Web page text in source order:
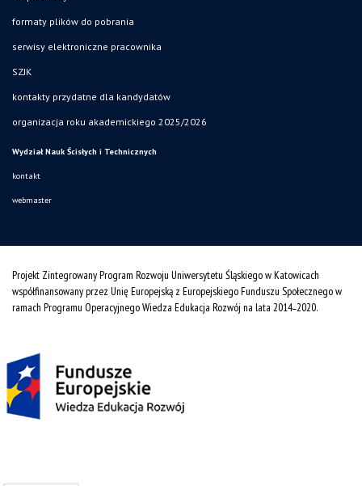
formaty plików do pobrania
serwisy elektroniczne pracownika
SZJK
kontakty przydatne dla kandydatów
organizacja roku akademickiego 2025/2026
Wydział Nauk Ścisłych i Technicznych
kontakt
webmaster
Projekt Zintegrowany Program Rozwoju Uniwersytetu Śląskiego w Katowicach
współfinansowany przez Unię Europejską z Europejskiego Funduszu Społecznego w
ramach Programu Operacyjnego Wiedza Edukacja Rozwój na lata 2014˗2020.